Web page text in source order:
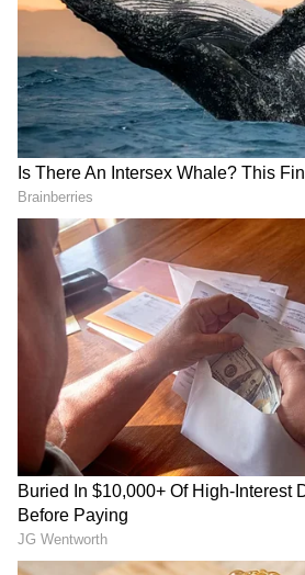
கணவருடன் ஏற்பட்ட கருத்து
காரணமாக கடந்த 2003-ம்
இருவரும் விவாகரத்து